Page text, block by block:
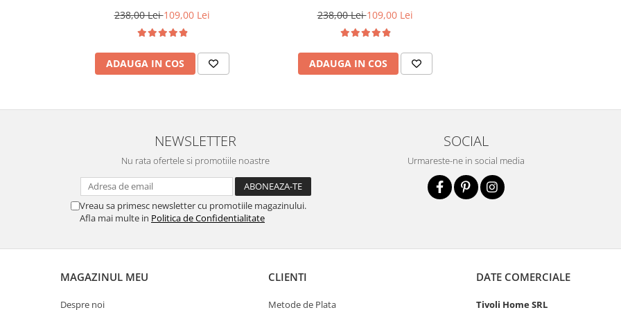
238,00 Lei109,00 Lei
ADAUGA IN COS
238,00 Lei109,00 Lei
ADAUGA IN COS
NEWSLETTER
Nu rata ofertele si promotiile noastre
Vreau sa primesc newsletter cu promotiile magazinului.
Afla mai multe in Politica de Confidentialitate
SOCIAL
Urmareste-ne in social media
MAGAZINUL MEU
Despre noi
CLIENTI
Metode de Plata
DATE COMERCIALE
Tivoli Home SRL